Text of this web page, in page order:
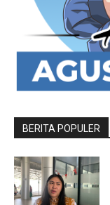
BERITA POPULER